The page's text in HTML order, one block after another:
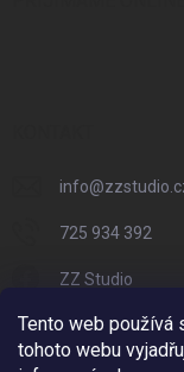
Tento web používá
tohoto webu
info@
725 934 392
ZZ Studio
zzstudio_cz